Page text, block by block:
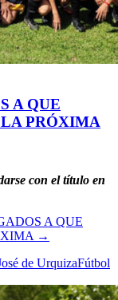
A QUE
PRÓXIMA
con el título en
A QUE
→
de UrquizaFútbol